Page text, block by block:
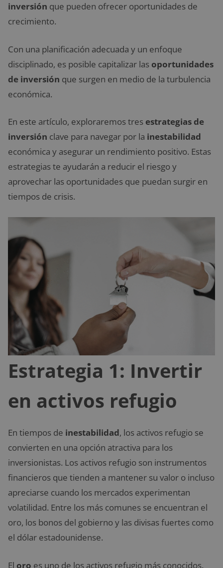
inversión que pueden ofrecer oportunidades de
crecimiento.
Con una planificación adecuada y un enfoque
disciplinado, es posible capitalizar las oportunidades
de inversión que surgen en medio de la turbulencia
económica.
En este artículo, exploraremos tres estrategias de
inversión clave para navegar por la inestabilidad
económica y asegurar un rendimiento positivo. Estas
estrategias te ayudarán a reducir el riesgo y
aprovechar las oportunidades que puedan surgir en
tiempos de crisis.
Estrategia 1: Invertir
en activos refugio
En tiempos de inestabilidad, los activos refugio se
convierten en una opción atractiva para los
inversionistas. Los activos refugio son instrumentos
financieros que tienden a mantener su valor o incluso
apreciarse cuando los mercados experimentan
volatilidad. Entre los más comunes se encuentran el
oro, los bonos del gobierno y las divisas fuertes como
el dólar estadounidense.
El oro es uno de los activos refugio más conocidos.